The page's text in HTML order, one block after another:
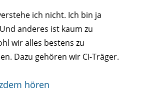
ich nicht. Ich bin ja
anderes ist kaum zu
wir alles bestens zu
Dazu gehören wir CI-Träger.
hören